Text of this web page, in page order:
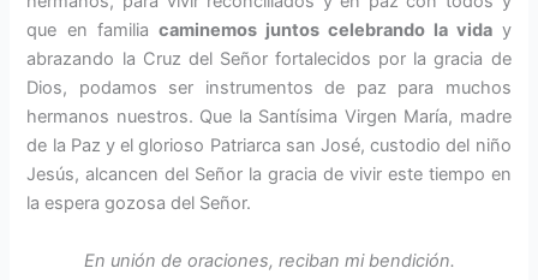
que en familia caminemos juntos celebrando la vida y
abrazando la Cruz del Señor fortalecidos por la gracia de
Dios, podamos ser instrumentos de paz para muchos
hermanos nuestros. Que la Santísima Virgen María, madre
de la Paz y el glorioso Pa­triarca san José, custodio del niño
Jesús, alcancen del Señor la gracia de vivir este tiempo en
la espera gozosa del Señor.
En unión de oraciones, reciban mi bendición.